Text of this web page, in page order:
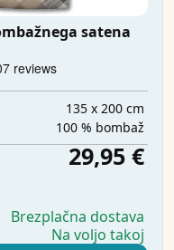
satena
135 x 200 cm
100 % bombaž
29,95 €
Brezplačna dostava
Na voljo takoj